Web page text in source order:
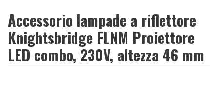
Accessorio lampade a riflettore
Knightsbridge FLNM Proiettore
LED combo, 230V, altezza 46 mm